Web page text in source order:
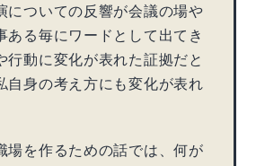
についての反響が会議の場や
ある毎にワードとして出てき
行動に変化が表れた証拠だと
自身の考え方にも変化が表れ
場を作るための話では、何が